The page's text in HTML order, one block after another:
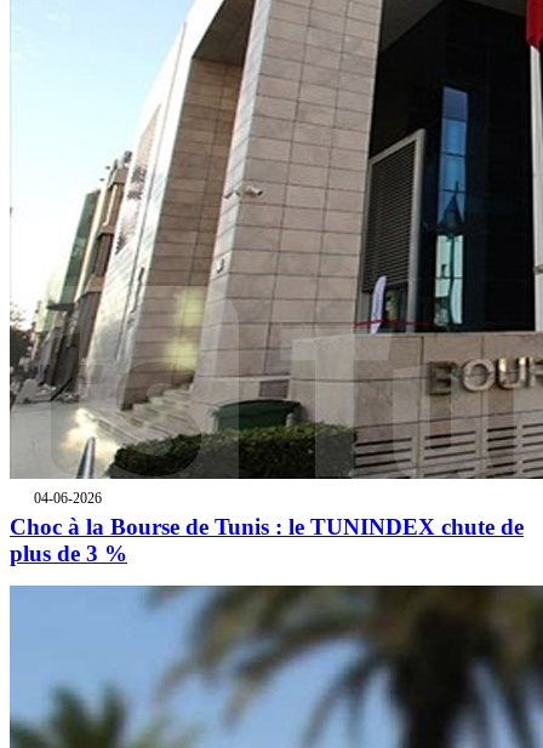
04-06-2026
Choc à la Bourse de Tunis : le TUNINDEX chute de
plus de 3 %